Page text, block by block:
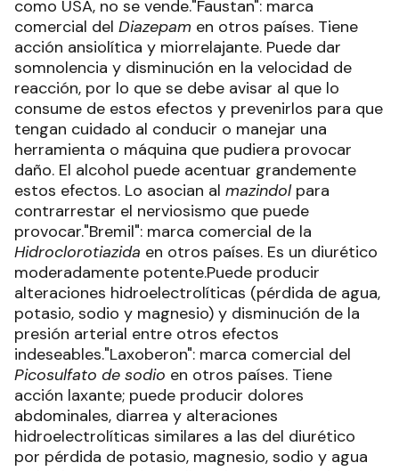
como USA, no se vende."Faustan": marca
comercial del Diazepam en otros países. Tiene
acción ansiolítica y miorrelajante. Puede dar
somnolencia y disminución en la velocidad de
reacción, por lo que se debe avisar al que lo
consume de estos efectos y prevenirlos para que
tengan cuidado al conducir o manejar una
herramienta o máquina que pudiera provocar
daño. El alcohol puede acentuar grandemente
estos efectos. Lo asocian al mazindolpara
contrarrestar el nerviosismo que puede
provocar."Bremil": marca comercial de la
Hidroclorotiazida en otros países. Es un diurético
moderadamente potente.Puede producir
alteraciones hidroelectrolíticas (pérdida de agua,
potasio, sodio y magnesio) y disminución de la
presión arterial entre otros efectos
indeseables."Laxoberon": marca comercial del
Picosulfato de sodio en otros países. Tiene
acción laxante; puede producir dolores
abdominales, diarrea y alteraciones
hidroelectrolíticas similares a las del diurético
por pérdida de potasio, magnesio, sodio y agua